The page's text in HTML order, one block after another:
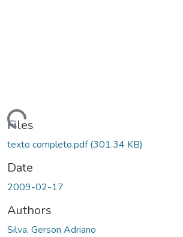
Files
texto completo.pdf(301.34 KB)
Date
2009-02-17
Authors
Silva, Gerson Adriano